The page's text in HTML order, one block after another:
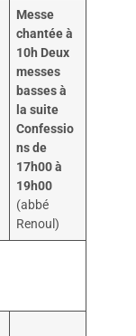
Messe
chantée à
10h Deux
messes
basses à
la suite
Confessio
ns de
17h00 à
19h00
(abbé
Renoul)